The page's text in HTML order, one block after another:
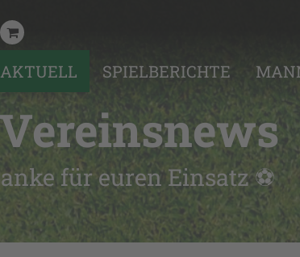
AKTUELL SPIELBERICHTE
für euren Einsatz ⚽️